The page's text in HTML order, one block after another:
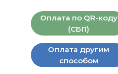
Оплата другим
способом
Оплата по QR-коду
(СБП)